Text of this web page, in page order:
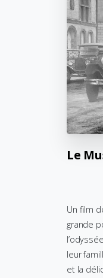
Le
Un film
grande
leur
et la